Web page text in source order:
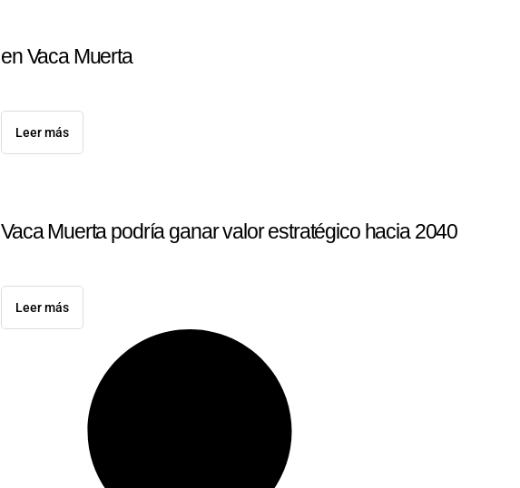
en Vaca Muerta
Leer más
Vaca Muerta podría ganar valor estratégico hacia 2040
Leer más